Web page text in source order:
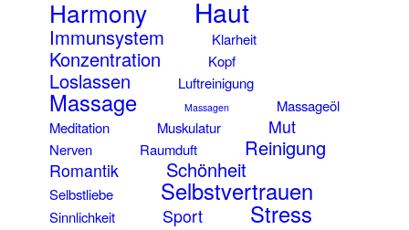
Harmony Haut
Immunsystem Klarheit
Konzentration Kopf
Loslassen Luftreinigung
Massage Massagen
Massageöl
Meditation
Muskulatur Mut
Nerven Raumduft Reinigung
Romantik Schönheit
Selbstliebe Selbstvertrauen
Sinnlichkeit Sport Stress